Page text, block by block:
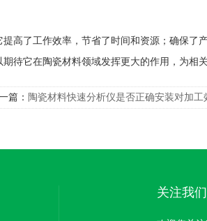
高了工作效率，节省了时间和资源；确保了
待它在陶瓷材料领域发挥更大的作用，为相
篇： 陶瓷材料快速分析仪是否正确安装对加工
关注我们